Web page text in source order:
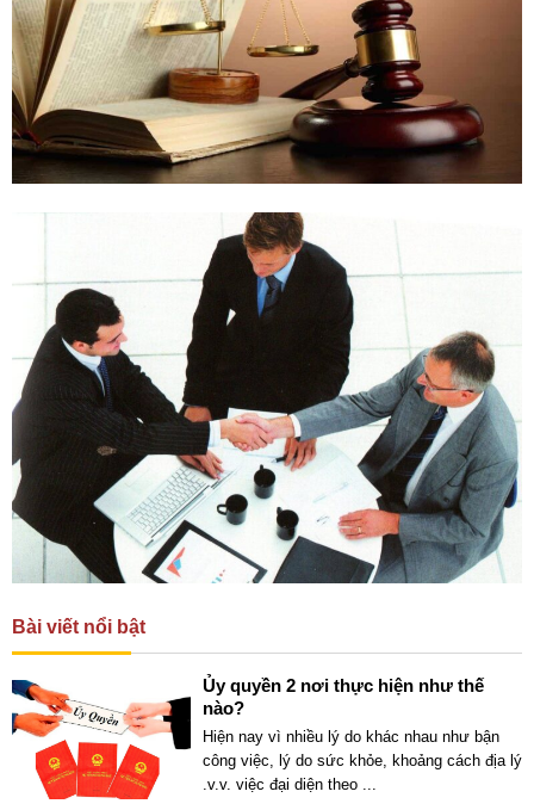
Bài viết nổi bật
Ủy quyền 2 nơi thực hiện như thế
nào?
Hiện nay vì nhiều lý do khác nhau như bận
công việc, lý do sức khỏe, khoảng cách địa lý
.v.v. việc đại diện theo